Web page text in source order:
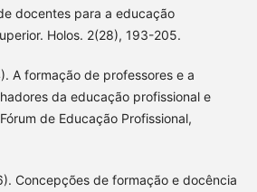
docentes para a educação
Holos. 2(28), 193-205.
A formação de professores e a
da educação profissional e
de Educação Profissional,
Concepções de formação e docência